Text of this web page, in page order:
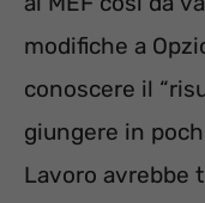
modifiche a
conoscere il
giungere in
Lavoro avrebbe